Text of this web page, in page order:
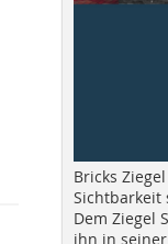
Bricks
Sichtbarkeit
Dem Ziegel
ihn in